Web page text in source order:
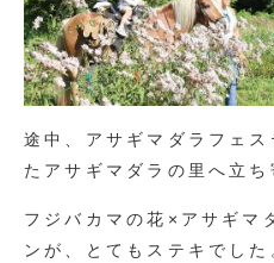
途中、アサギマダラフェ
たアサギマダラの里へ立ち
フジバカマの花×アサギマ
ンが、とてもステキでした